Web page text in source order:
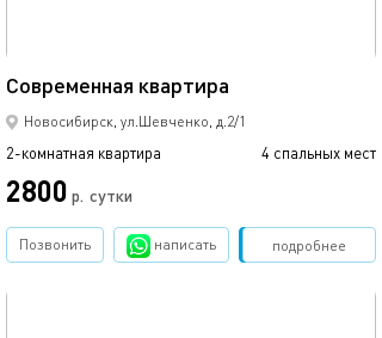
Современная квартира
Новосибирск, ул.Шевченко, д.2/1
2-комнатная квартира 4 спальных мест
2800 р. сутки
подробнее
Позвонить написать Забронировать